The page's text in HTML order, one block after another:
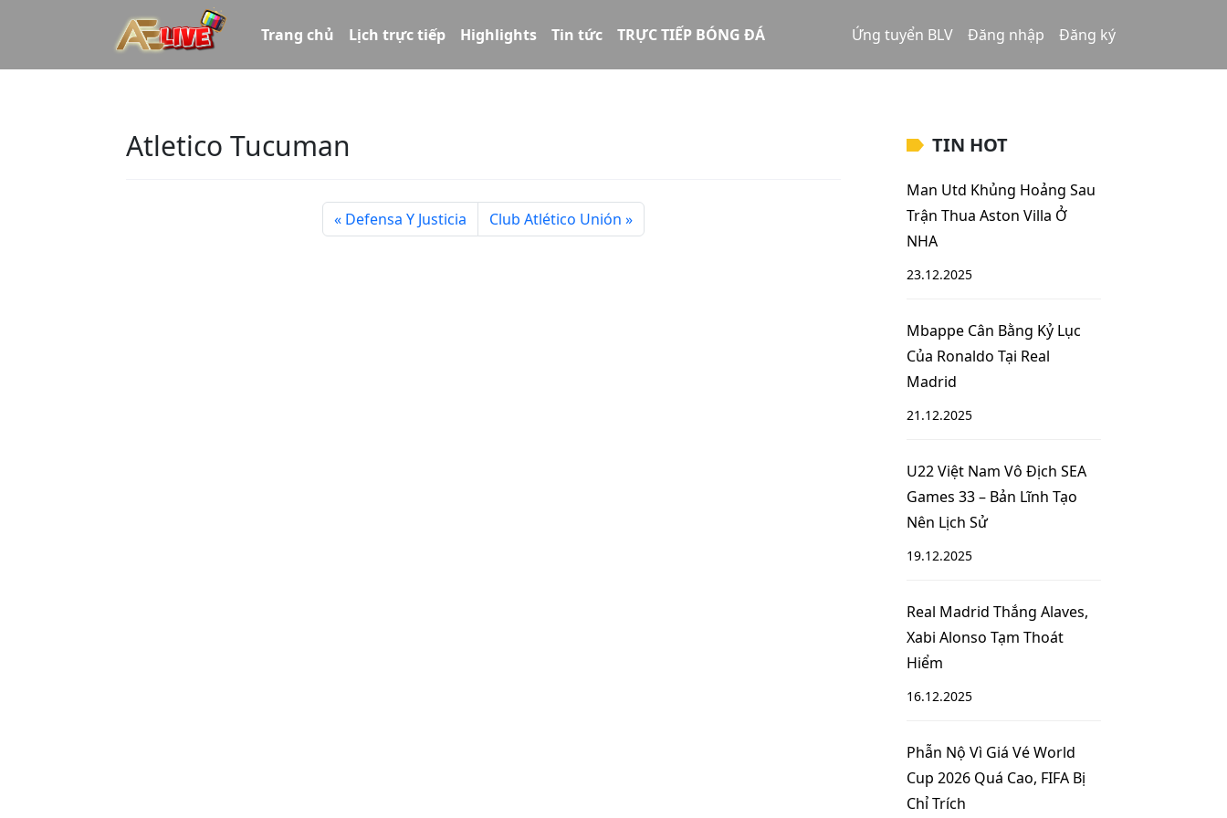
Trang chủ Lịch trực tiếp Highlights Tin tức TRỰC TIẾP BÓNG ĐÁ Ứng tuyển BLV Đăng nhập Đăng ký
Atletico Tucuman
Defensa Y Justicia Club Atlético Unión
TIN HOT
Man Utd Khủng Hoảng Sau
Trận Thua Aston Villa Ở
NHA
23.12.2025
Mbappe Cân Bằng Kỷ Lục
Của Ronaldo Tại Real
Madrid
21.12.2025
U22 Việt Nam Vô Địch SEA
Games 33 – Bản Lĩnh Tạo
Nên Lịch Sử
19.12.2025
Real Madrid Thắng Alaves,
Xabi Alonso Tạm Thoát
Hiểm
16.12.2025
Phẫn Nộ Vì Giá Vé World
Cup 2026 Quá Cao, FIFA Bị
Chỉ Trích